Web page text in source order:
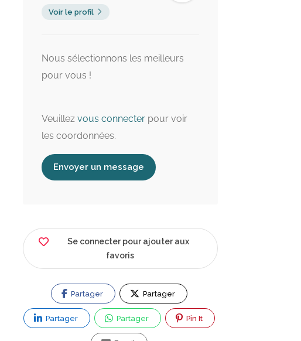
1.0 km Ouvert maintenant
Voir le profil
Nous sélectionnons les meilleurs
pour vous !
Veuillez vous connecter pour voir
les coordonnées.
Envoyer un message
Se connecter pour ajouter aux
favoris
Partager Partager
Partager Partager Pin It